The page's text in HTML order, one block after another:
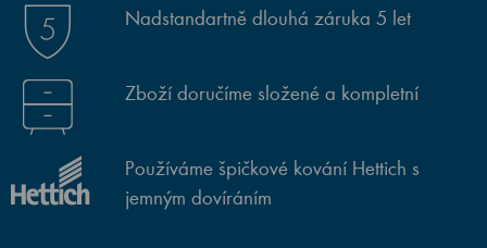
Nadstandartně dlouhá záruka 5 let
Zboží doručíme složené a kompletní
Používáme špičkové kování Hettich s
jemným dovíráním